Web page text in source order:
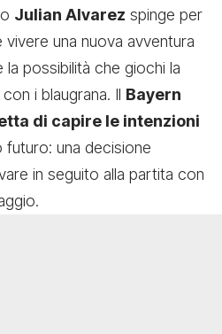
Julian Alvarez spinge per
una nuova avventura
la possibilità che giochi la
i blaugrana. Il Bayern
di capire le intenzioni
futuro: una decisione
in seguito alla partita con